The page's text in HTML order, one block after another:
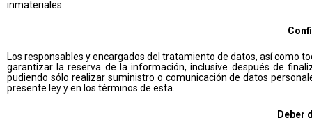
inmateriales.
Los responsables y encargados del tratamiento de datos, así como
garantizar la reserva de la información, inclusive después de
pudiendo sólo realizar suministro o comunicación de datos
presente ley y en los términos de esta.
Deber